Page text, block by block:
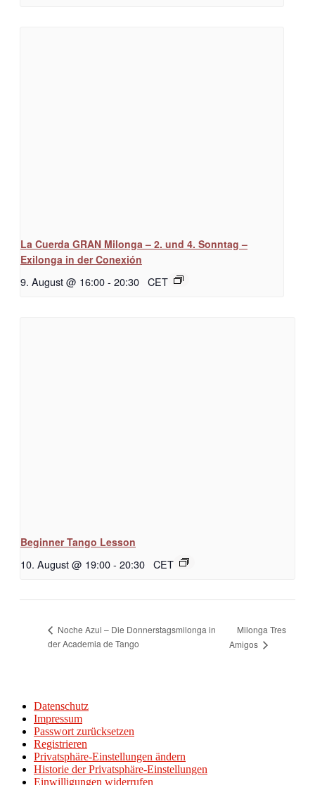
La Cuerda GRAN Milonga – 2. und 4. Sonntag –
Exilonga in der Conexión
9. August @ 16:00- 20:30 CET
Beginner Tango Lesson
10. August @ 19:00- 20:30 CET
Noche Azul – Die Donnerstagsmilonga in
der Academia de Tango
Milonga Tres
Amigos
Datenschutz
Impressum
Passwort zurücksetzen
Registrieren
Privatsphäre-Einstellungen ändern
Historie der Privatsphäre-Einstellungen
Einwilligungen widerrufen